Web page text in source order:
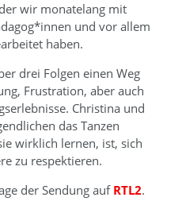
wir monatelang mit
und vor allem
haben.
drei Folgen einen Weg
Frustration, aber auch
Christina und
das Tanzen
wirklich lernen, ist, sich
zu respektieren.
der Sendung auf RTL2.